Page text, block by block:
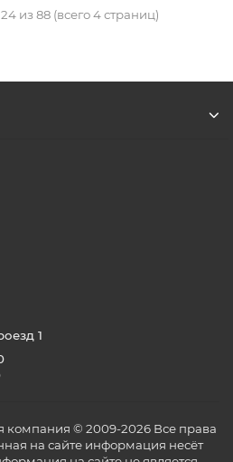
из 88 (всего 4 страниц)
1
компания © 2009-2026 Все права
на сайте информация несёт